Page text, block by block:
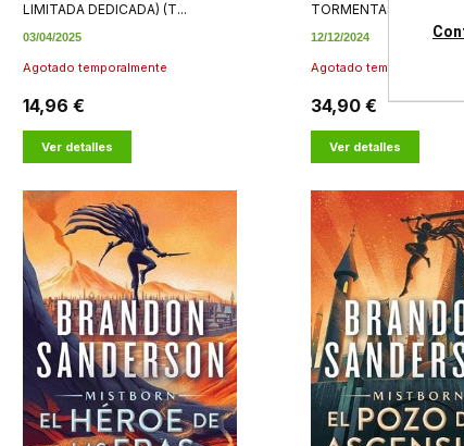
LIMITADA DEDICADA) (T...
03/04/2025
Agotado temporalmente
14,96 €
Ver detalles
TORMENTAS 5
12/12/2024
Agotado temporalmente
34,90 €
Ver detalles